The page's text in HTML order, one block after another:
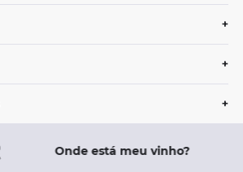
+
+
+
Onde está meu vinho?